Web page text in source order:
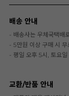
배송 안내
- 배송사는 우체국택배
- 5만원 이상 구매 시 무
- 평일 오후 5시, 토요
교환/반품 안내